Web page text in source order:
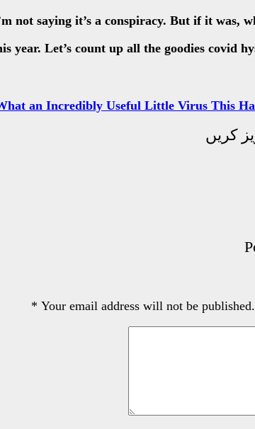
not saying it’s a conspiracy. But if it was,
Let’s count up all the goodies covid
an Incredibly Useful Little Virus This
کریں
Your email address will not be published.
*